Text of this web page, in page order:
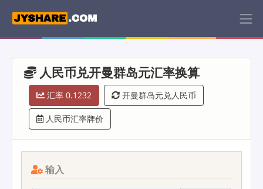
人民币兑开曼群岛元汇率换算
汇率 0.1232 开曼群岛元兑人民币
人民币汇率牌价
输入